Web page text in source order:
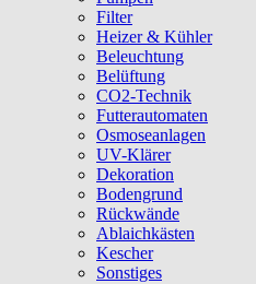
Filter
Heizer & Kühler
Beleuchtung
Belüftung
CO2-Technik
Futterautomaten
Osmoseanlagen
UV-Klärer
Dekoration
Bodengrund
Rückwände
Ablaichkästen
Kescher
Sonstiges